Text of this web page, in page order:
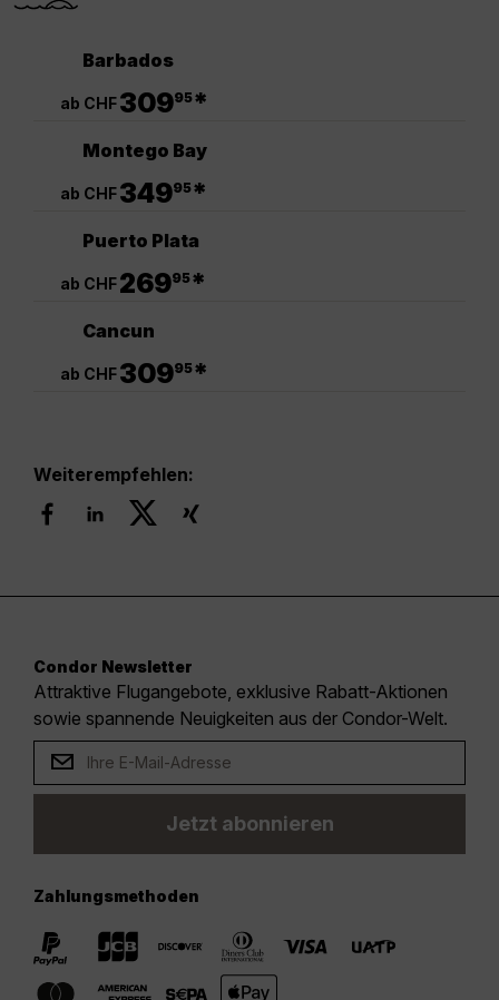
Barbados
ab CHF30995*
Montego Bay
ab CHF34995*
Puerto Plata
ab CHF26995*
Cancun
ab CHF30995*
Weiterempfehlen:
Condor Newsletter
Attraktive Flugangebote, exklusive Rabatt-Aktionen
sowie spannende Neuigkeiten aus der Condor-Welt.
Jetzt abonnieren
Zahlungsmethoden